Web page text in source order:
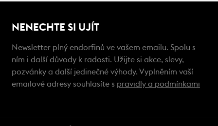
NENECHTE SI UJÍT
Newsletter plný endorfinů ve vašem emailu. Spolu s
ním i další důvody k radosti. Užijte si akce, slevy,
pozvánky a další jedinečné výhody. Vyplněním vaší
emailové adresy souhlasíte s pravidly a podmínkami